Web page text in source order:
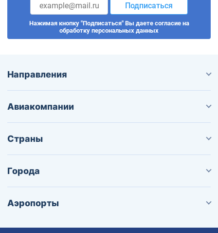
Подписаться
Нажимая кнопку "Подписаться" Вы даете согласие на
обработку персональных данных
Направления
Авиакомпании
Страны
Города
Аэропорты